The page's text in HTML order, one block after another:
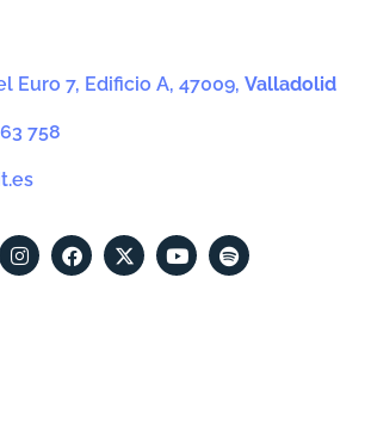
Euro 7, Edificio A, 47009, Valladolid
758